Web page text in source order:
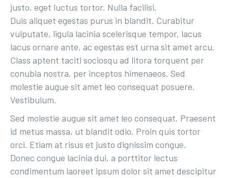
justo, eget luctus tortor. Nulla facilisi.
Duis aliquet egestas purus in blandit. Curabitur
vulputate, ligula lacinia scelerisque tempor, lacus
lacus ornare ante, ac egestas est urna sit amet arcu.
Class aptent taciti sociosqu ad litora torquent per
conubia nostra, per inceptos himenaeos. Sed
molestie augue sit amet leo consequat posuere.
Vestibulum.
Sed molestie augue sit amet leo consequat. Praesent
id metus massa, ut blandit odio. Proin quis tortor
orci. Etiam at risus et justo dignissim congue.
Donec congue lacinia dui, a porttitor lectus
condimentum laoreet ipsum dolor sit amet descipitur